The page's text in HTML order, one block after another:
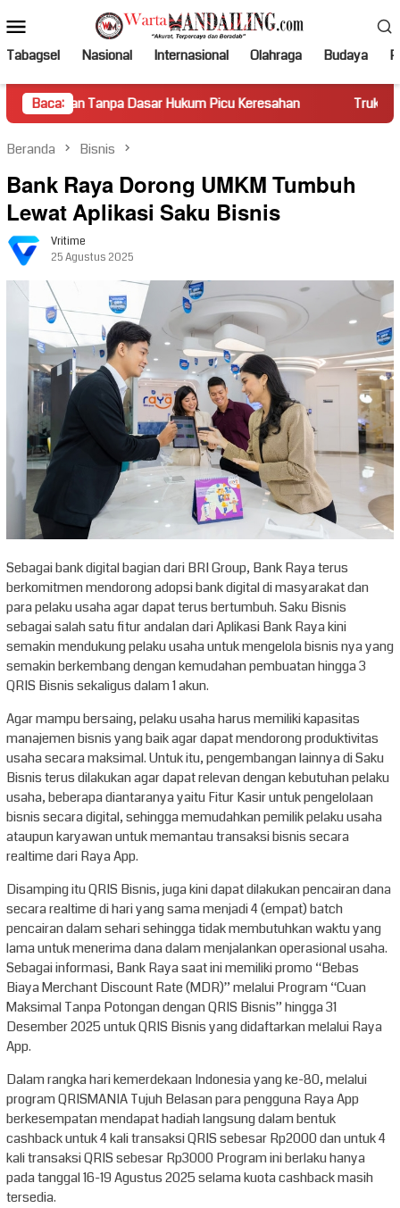
ke
kontenMobile
Tabagsel Nasional Internasional Olahraga Budaya
Baca:
Dasar Hukum Picu Keresahan Truk Miring Hambat
Beranda Bisnis
Bank Raya Dorong UMKM Tumbuh
Lewat Aplikasi Saku Bisnis
Vritime
25 Agustus 2025
Sebagai bank digital bagian dari BRI Group, Bank Raya terus
berkomitmen mendorong adopsi bank digital di masyarakat dan
para pelaku usaha agar dapat terus bertumbuh. Saku Bisnis
sebagai salah satu fitur andalan dari Aplikasi Bank Raya kini
semakin mendukung pelaku usaha untuk mengelola bisnis nya yang
semakin berkembang dengan kemudahan pembuatan hingga 3
QRIS Bisnis sekaligus dalam 1 akun.
Agar mampu bersaing, pelaku usaha harus memiliki kapasitas
manajemen bisnis yang baik agar dapat mendorong produktivitas
usaha secara maksimal. Untuk itu, pengembangan lainnya di Saku
Bisnis terus dilakukan agar dapat relevan dengan kebutuhan pelaku
usaha, beberapa diantaranya yaitu Fitur Kasir untuk pengelolaan
bisnis secara digital, sehingga memudahkan pemilik pelaku usaha
ataupun karyawan untuk memantau transaksi bisnis secara
realtime dari Raya App.
Disamping itu QRIS Bisnis, juga kini dapat dilakukan pencairan dana
secara realtime di hari yang sama menjadi 4 (empat) batch
pencairan dalam sehari sehingga tidak membutuhkan waktu yang
lama untuk menerima dana dalam menjalankan operasional usaha.
Sebagai informasi, Bank Raya saat ini memiliki promo “Bebas
Biaya Merchant Discount Rate (MDR)” melalui Program “Cuan
Maksimal Tanpa Potongan dengan QRIS Bisnis” hingga 31
Desember 2025 untuk QRIS Bisnis yang didaftarkan melalui Raya
App.
Dalam rangka hari kemerdekaan Indonesia yang ke-80, melalui
program QRISMANIA Tujuh Belasan para pengguna Raya App
berkesempatan mendapat hadiah langsung dalam bentuk
cashback untuk 4 kali transaksi QRIS sebesar Rp2000 dan untuk 4
kali transaksi QRIS sebesar Rp3000 Program ini berlaku hanya
pada tanggal 16-19 Agustus 2025 selama kuota cashback masih
tersedia.